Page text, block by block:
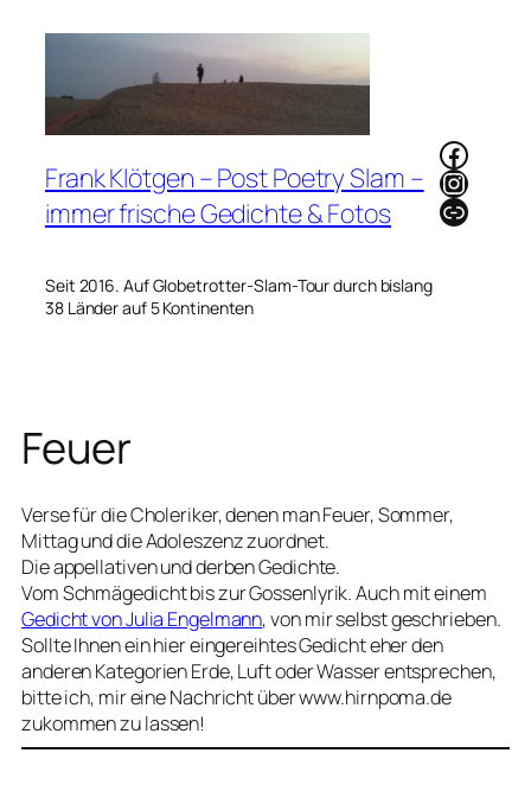
Frank Klötgen – Post Poetry Slam –
immer frische Gedichte & Fotos
Seit 2016. Auf Globetrotter-Slam-Tour durch bislang
38 Länder auf 5 Kontinenten
Link
Feuer
Verse für die Choleriker, denen man Feuer, Sommer,
Mittag und die Adoleszenz zuordnet.
Die appellativen und derben Gedichte.
Vom Schmägedicht bis zur Gossenlyrik. Auch mit einem
Gedicht von Julia Engelmann, von mir selbst geschrieben.
Sollte Ihnen ein hier eingereihtes Gedicht eher den
anderen Kategorien Erde, Luft oder Wasser entsprechen,
bitte ich, mir eine Nachricht über www.hirnpoma.de
zukommen zu lassen!